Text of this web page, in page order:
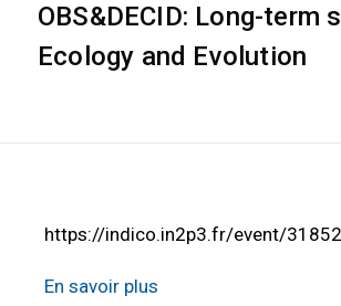
OBS&DECID: Long-term
Ecology and Evolution
https://indico.in2p3.fr/event/
En savoir plus